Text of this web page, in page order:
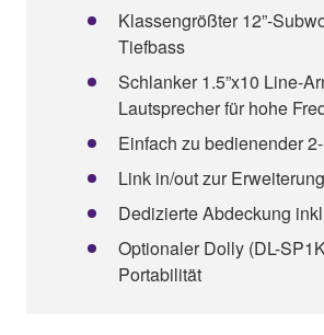
Klassengrößter 12”-
Tiefbass
Schlanker 1.5”x10 Line-
Lautsprecher für hohe
Einfach zu bedienender
Link in/out zur
Dedizierte Abdeckung
Optionaler Dolly (DL-
Portabilität